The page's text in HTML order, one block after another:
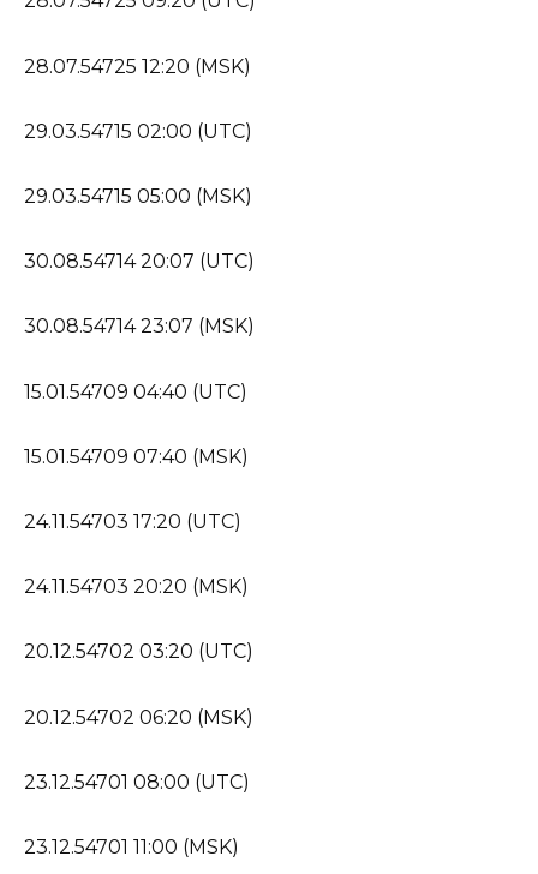
28.07.54725 12:20 (MSK)
29.03.54715 02:00 (UTC)
29.03.54715 05:00 (MSK)
30.08.54714 20:07 (UTC)
30.08.54714 23:07 (MSK)
15.01.54709 04:40 (UTC)
15.01.54709 07:40 (MSK)
24.11.54703 17:20 (UTC)
24.11.54703 20:20 (MSK)
20.12.54702 03:20 (UTC)
20.12.54702 06:20 (MSK)
23.12.54701 08:00 (UTC)
23.12.54701 11:00 (MSK)